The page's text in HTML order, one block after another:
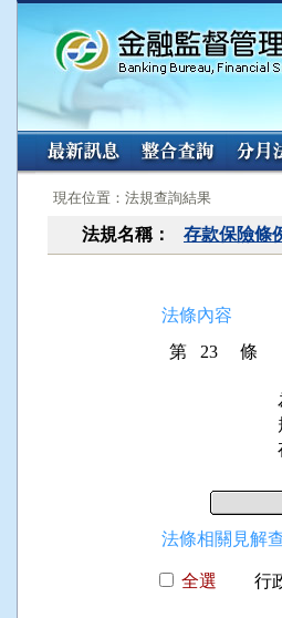
:::
現在位置：法規查詢結果
法規名稱： 存款保險條
法條內容
第 23 條
法條相關見解
全選 行